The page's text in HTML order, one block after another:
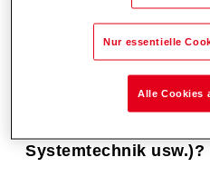
Warum kann ich ein
bestellen?
Wo finde ich die
Systemtechnik usw.)?
Nur essentielle
Alle Cookies